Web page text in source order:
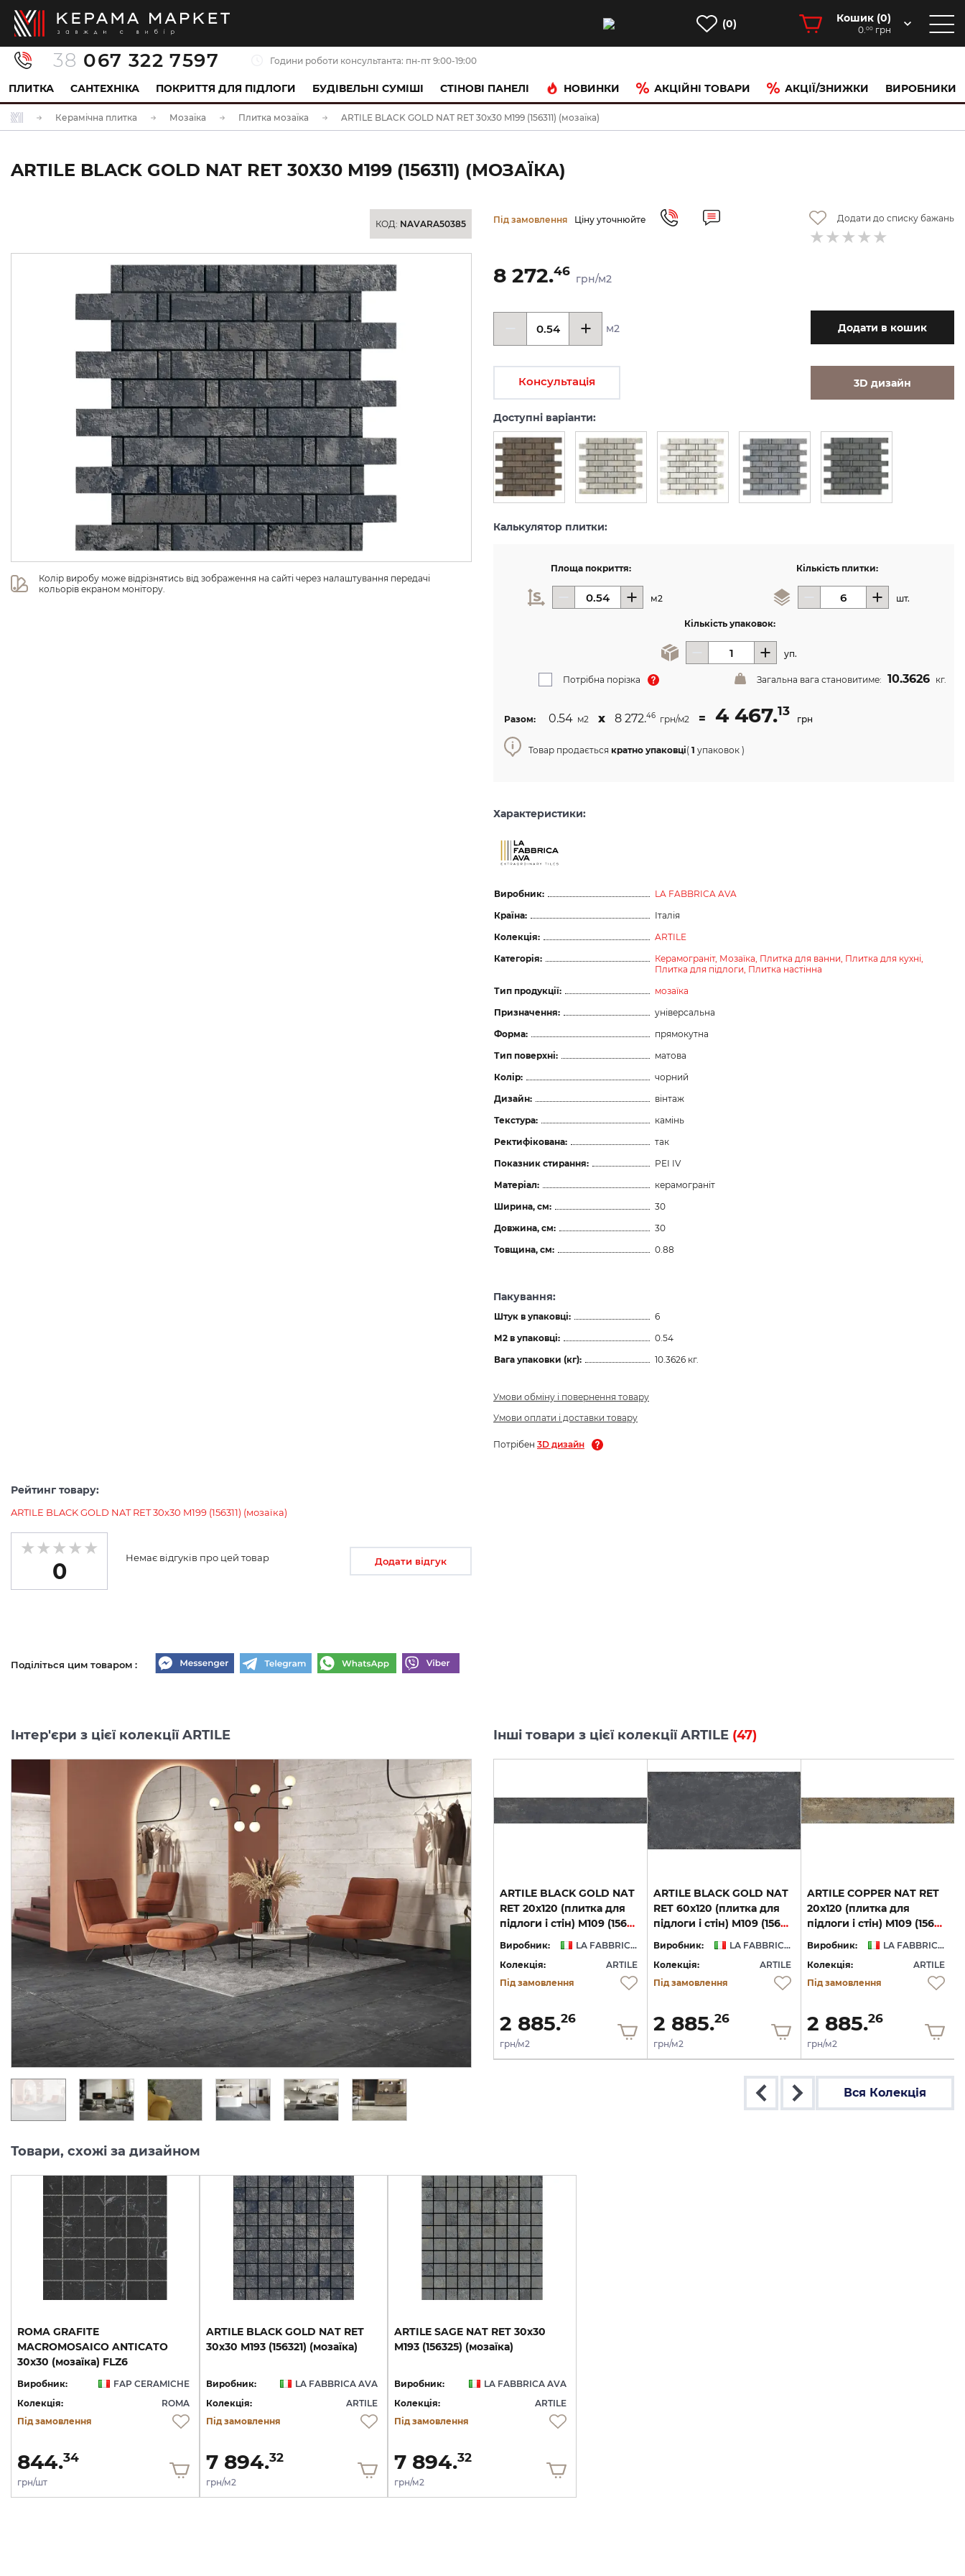
(0) Кошик (0)
0.00 грн
38 067 322 7597 Години роботи консультанта: пн-пт 9:00-19:00
ПЛИТКА САНТЕХНІКА ПОКРИТТЯ ДЛЯ ПІДЛОГИ БУДІВЕЛЬНІ СУМІШІ CТІНОВІ ПАНЕЛІ НОВИНКИ АКЦІЙНІ ТОВАРИ АКЦІЇ/ЗНИЖКИ ВИРОБНИКИ
Керамічна плитка Мозаїка Плитка мозаїка ARTILE BLACK GOLD NAT RET 30х30 M199 (156311) (мозаїка)
ARTILE BLACK GOLD NAT RET 30Х30 M199 (156311) (МОЗАЇКА)
КОД: NAVARA50385
Колір виробу може відрізнятись від зображення на сайті через налаштування передачі
кольорів екраном монітору.
Під замовлення Ціну уточнюйте Додати до списку бажань
8 272.46
грн/м2
м2 Додати в кошик
Консультація 3D дизайн
Доступні варіанти:
Калькулятор плитки:
Площа покриття:
м2
Кількість плитки:
шт.
Кількість упаковок:
уп.
Потрібна порізка Загальна вага становитиме: 10.3626 кг.
Разом: 0.54 м2 х 8 272.46 грн/м2 = 4 467.13
грн
Товар продається кратно упаковці( 1 упаковок )
Характеристики:
Виробник:
LA FABBRICA AVA
Країна:
Італія
Колекція:
ARTILE
Категорія:
Керамограніт, Мозаїка, Плитка для ванни, Плитка для кухні,
Плитка для підлоги, Плитка настінна
Тип продукції:
мозаїка
Призначення:
універсальна
Форма:
прямокутна
Тип поверхні:
матова
Колір:
чорний
Дизайн:
вінтаж
Текстура:
камінь
Ректифікована:
так
Показник стирання:
PEI IV
Матеріал:
керамограніт
Ширина, см:
30
Довжина, см:
30
Товщина, см:
0.88
Пакування:
Штук в упаковці:
6
М2 в упаковці:
0.54
Вага упаковки (кг):
10.3626 кг.
Умови обміну і повернення товару
Умови оплати і доставки товару
Потрібен 3D дизайн
Рейтинг товару:
ARTILE BLACK GOLD NAT RET 30х30 M199 (156311) (мозаїка)
0
Немає відгуків про цей товар Додати відгук
Поділіться цим товаром :
Інтер'єри з цієї колекції ARTILE Інші товари з цієї колекції ARTILE (47)
ARTILE BLACK GOLD NAT
RET 27х25.5 M177 (156301)
(мозаїка)
Виробник:
LA FABBRICA AVA
Колекція:
ARTILE
Під замовлення
6 894. 58
грн/м2
ARTILE BLACK GOLD NAT
RET 28х29 M303 (156331)
(мозаїка)
Виробник:
Колекція:
ARTILE
Під замовлення
17 047. 38
грн/м2
ARTILE BLACK GOLD NAT
RET 30х30 M193 (156321)
(мозаїка)
Виробник:
Колекція:
Під замовлення
7 894. 32
грн/м2
ARTILE BLACK GOLD NAT
RET 20х120 (плитка для
підлоги і стін) M109 (156031)
Виробник:
LA FABBRICA AVA
Колекція:
ARTILE
Під замовлення
2 885.26
грн/м2
ARTILE BLACK GOLD NAT
RET 60х120 (плитка для
підлоги і стін) M109 (156006)
Виробник:
LA FABBRICA AVA
Колекція:
ARTILE
Під замовлення
2 885.26
грн/м2
ARTILE COPPER NAT RET
20х120 (плитка для
підлоги і стін) M109 (156034)
Виробник:
LA FABBRICA AVA
Колекція:
ARTILE
Під замовлення
2 885.26
грн/м2
Вся Колекція
Товари, схожі за дизайном
ROMA GRAFITE
MACROMOSAICO ANTICATO
30x30 (мозаїка) FLZ6
Виробник:
FAP CERAMICHE
Колекція:
ROMA
Під замовлення
844.34
грн/шт
ARTILE BLACK GOLD NAT RET
30х30 M193 (156321) (мозаїка)
Виробник:
LA FABBRICA AVA
Колекція:
ARTILE
Під замовлення
7 894.32
грн/м2
ARTILE SAGE NAT RET 30х30
M193 (156325) (мозаїка)
Виробник:
LA FABBRICA AVA
Колекція:
ARTILE
Під замовлення
7 894.32
грн/м2